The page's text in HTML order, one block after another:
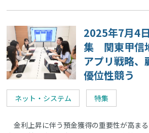
2025年7月4
集 関東甲信
アプリ戦略、
優位性競う
ネット・システム 特集
金利上昇に伴う預金獲得の重要性が高ま